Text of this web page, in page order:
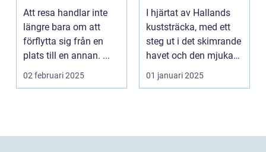
upplevelser
Att resa handlar inte
längre bara om att
förflytta sig från en
plats till en annan. ...
02 februari 2025
Möjligheter
I hjärtat av Hallands
kuststräcka, med ett
steg ut i det skimrande
havet och den mjuka
san...
01 januari 2025